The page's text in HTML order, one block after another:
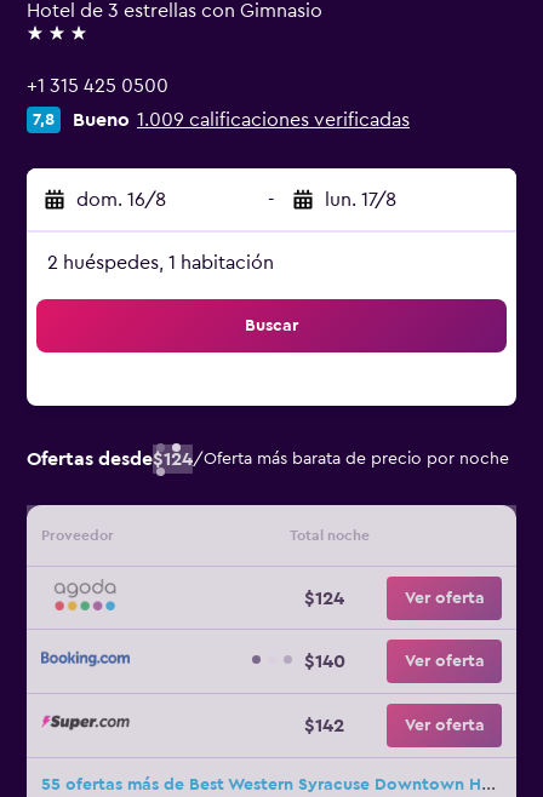
Hotel de 3 estrellas con Gimnasio
3 estrellas
+1 315 425 0500
7,8 Bueno 1.009 calificaciones verificadas
dom. 16/8 - lun. 17/8
2 huéspedes, 1 habitación
Buscar
Ofertas desde$124/Oferta más barata de precio por noche
Proveedor Total noche
$124 Ver oferta
$140 Ver oferta
$142 Ver oferta
55 ofertas más de Best Western Syracuse Downtown Hotel and Suites